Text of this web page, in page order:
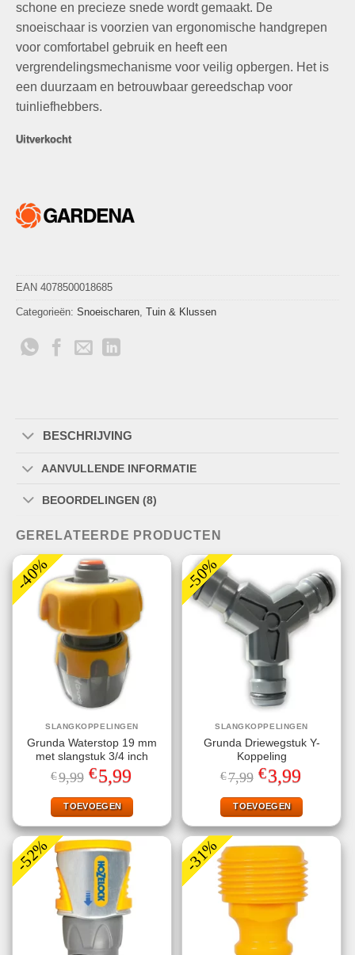
schone en precieze snede wordt gemaakt. De
snoeischaar is voorzien van ergonomische handgrepen
voor comfortabel gebruik en heeft een
vergrendelingsmechanisme voor veilig opbergen. Het is
een duurzaam en betrouwbaar gereedschap voor
tuinliefhebbers.
Uitverkocht
EAN 4078500018685
Categorieën: Snoeischaren Tuin & Klussen
BESCHRIJVING
AANVULLENDE INFORMATIE
BEOORDELINGEN (8)
GERELATEERDE PRODUCTEN
-40%
SLANGKOPPELINGEN
Grunda Waterstop 19 mm
met slangstuk 3/4 inch
€9,99 Oorspronkelijke
prijs
was:
€9,99.
€5,99
is:
€5,99.
TOEVOEGEN
-50%
SLANGKOPPELINGEN
Grunda Driewegstuk Y-
Koppeling
€7,99 Oorspronkelijke
prijs
was:
€7,99.
€3,99
is:
€3,99.
TOEVOEGEN
-52% -31%